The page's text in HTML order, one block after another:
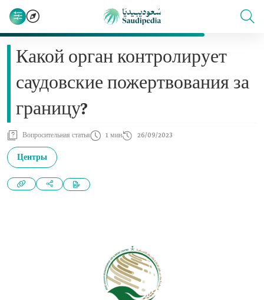
Какой орган контролирует
саудовские пожертвования за
границу?
Вопросительная статья 1 мин 26/09/2023
Центры